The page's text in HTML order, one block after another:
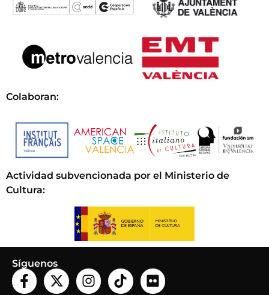
Colaboran:
Actividad subvencionada por el Ministerio de
Cultura:
Síguenos